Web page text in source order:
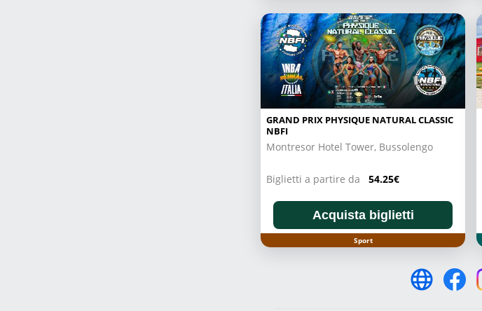
GRAND PRIX PHYSIQUE NATURAL CLASSIC
NBFI
Montresor Hotel Tower, Bussolengo
Biglietti a partire da 54.25€
Acquista biglietti
Sport